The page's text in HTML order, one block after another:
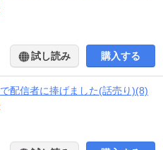
試し読み 購入する
配信者に捧げました(話売り)(8)